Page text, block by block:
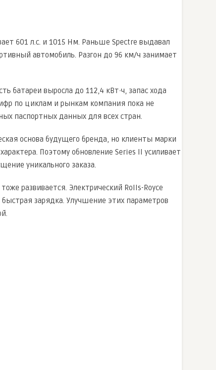
601 л.с. и 1015 Нм. Раньше Spectre выдавал
автомобиль. Разгон до 96 км/ч занимает
батареи выросла до 112,4 кВт·ч, запас хода
по циклам и рынкам компания пока не
паспортных данных для всех стран.
основа будущего бренда, но клиенты марки
Поэтому обновление Series II усиливает
уникального заказа.
развивается. Электрический Rolls-Royce
зарядка. Улучшение этих параметров